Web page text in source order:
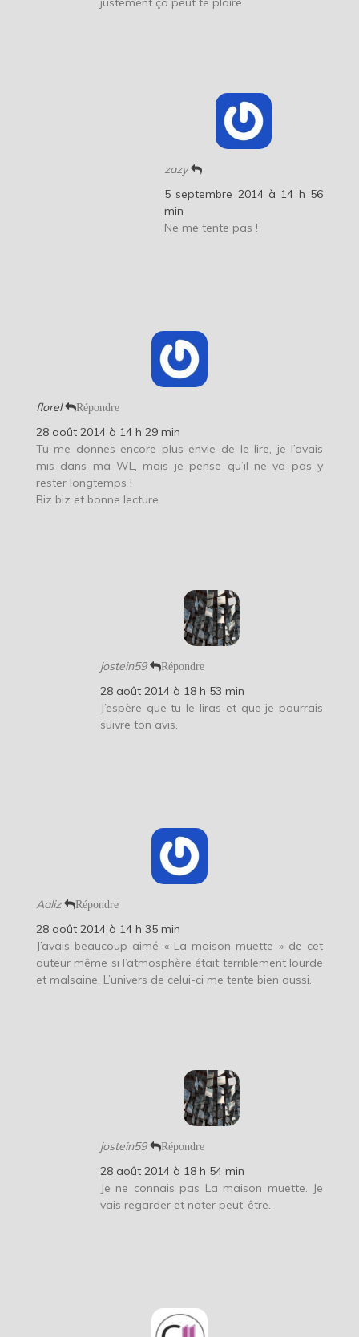
zazy
5 septembre 2014 à 14 h 56
min
Ne me tente pas !
florel Répondre
28 août 2014 à 14 h 29 min
Tu me donnes encore plus envie de le lire, je l’avais
mis dans ma WL, mais je pense qu’il ne va pas y
rester longtemps !
Biz biz et bonne lecture
jostein59 Répondre
28 août 2014 à 18 h 53 min
J’espère que tu le liras et que je pourrais
suivre ton avis.
Aaliz Répondre
28 août 2014 à 14 h 35 min
J’avais beaucoup aimé « La maison muette » de cet
auteur même si l’atmosphère était terriblement lourde
et malsaine. L’univers de celui-ci me tente bien aussi.
jostein59 Répondre
28 août 2014 à 18 h 54 min
Je ne connais pas La maison muette. Je
vais regarder et noter peut-être.